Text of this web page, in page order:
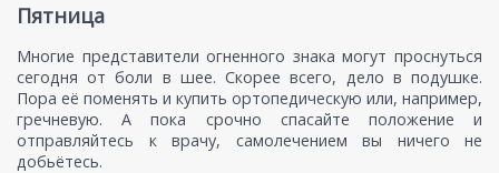
Пятница
Многие представители огненного знака могут проснуться
сегодня от боли в шее. Скорее всего, дело в подушке.
Пора её поменять и купить ортопедическую или, например,
гречневую. А пока срочно спасайте положение и
отправляйтесь к врачу, самолечением вы ничего не
добьётесь.